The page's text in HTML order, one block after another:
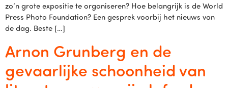
zo’n grote expositie te organiseren? Hoe belangrijk is de World
Press Photo Foundation? Een gesprek voorbij het nieuws van
de dag. Beste […]
Arnon Grunberg en de
gevaarlijke schoonheid van